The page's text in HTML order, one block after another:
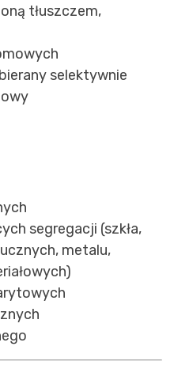
tłuszczem,
selektywnie
segregacji (szkła,
metalu,